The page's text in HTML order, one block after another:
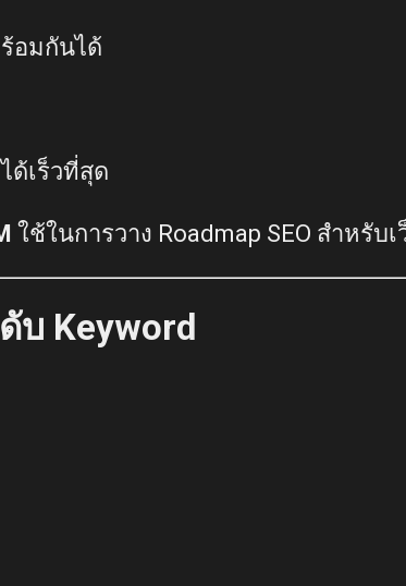
อมกันได้
ด้เร็วที่สุด
ใช้ในการวาง Roadmap SEO สำหรั
บ Keyword